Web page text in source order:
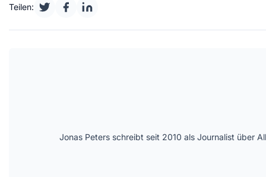
Teilen:
Jonas Peters schreibt seit 2010 als Journalist über